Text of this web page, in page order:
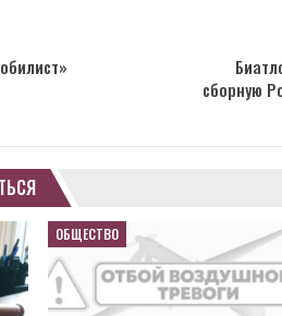
сборную
ОБЩЕСТВО